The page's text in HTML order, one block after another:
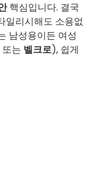
핵심입니다. 결국
일리시해도 소용없
남성용이든 여성
또는 벨크로), 쉽게